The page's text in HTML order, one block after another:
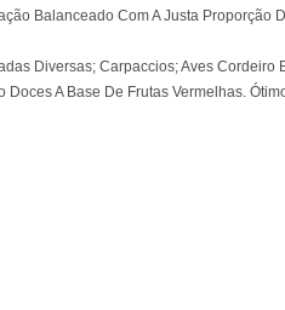
Balanceado Com A Justa
Diversas; Carpaccios; Aves
Doces A Base De Frutas Vermelhas.